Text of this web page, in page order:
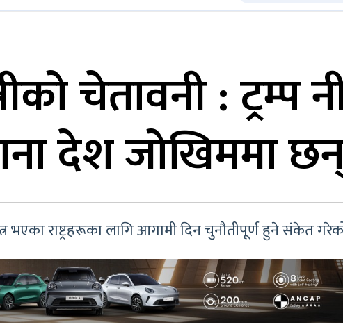
चेतावनी : ट्रम्प
देश जोखिममा
भएका राष्ट्रहरूका लागि आगामी दिन चुनौतीपूर्ण हुने संकेत